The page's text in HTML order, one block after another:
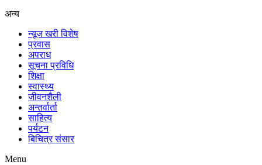
अन्य
न्यूज खरी विशेष
प्रवास
अपराध
सूचना प्रविधि
शिक्षा
स्वास्थ्य
जीवनशैली
अन्तर्वार्ता
साहित्य
पर्यटन
बिचित्र संसार
Menu